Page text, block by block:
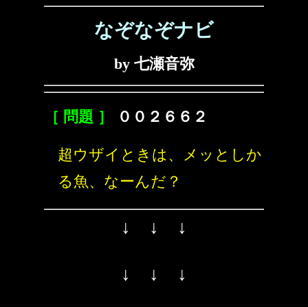
なぞなぞナビ
by 七瀬音弥
［ 問題 ］ ００２６６２
超ウザイときは、メッとしか
る魚、なーんだ？
↓ ↓ ↓
↓ ↓ ↓